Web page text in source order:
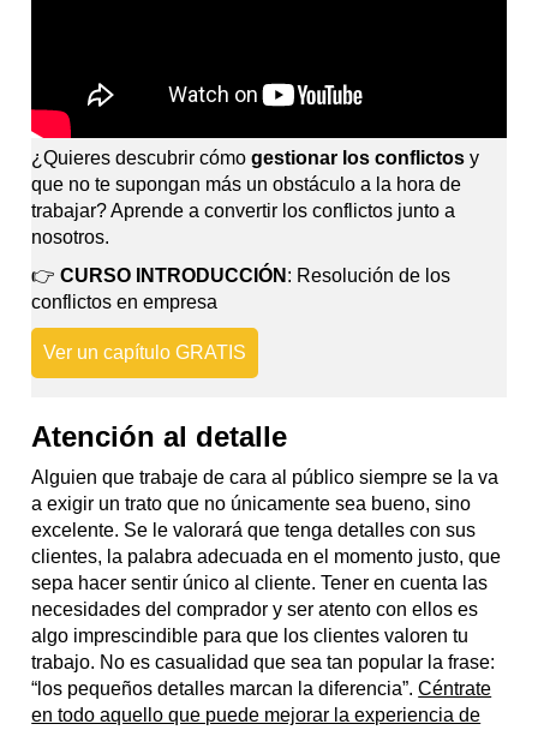
¿Quieres descubrir cómogestionar los conflictos y
que no te supongan más un obstáculo a la hora de
trabajar? Aprende a convertir los conflictos junto a
nosotros.
👉CURSO INTRODUCCIÓN : Resolución de los
conflictos en empresa
Ver un capítulo GRATIS
Atención al detalle
Alguien que trabaje de cara al público siempre se la va
a exigir un trato que no únicamente sea bueno, sino
excelente. Se le valorará que tenga detalles con sus
clientes, la palabra adecuada en el momento justo, que
sepa hacer sentir único al cliente. Tener en cuenta las
necesidades del comprador y ser atento con ellos es
algo imprescindible para que los clientes valoren tu
trabajo. No es casualidad que sea tan popular la frase:
“los pequeños detalles marcan la diferencia”.Céntrate
en todo aquello que puede mejorar la experiencia de